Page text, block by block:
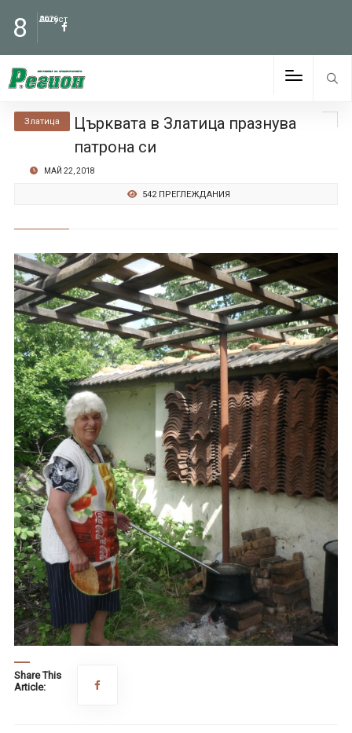
8 Август
2026
Златица
Църквата в Златица празнува
патрона си
МАЙ 22, 2018
542 ПРЕГЛЕЖДАНИЯ
Share This
Article: